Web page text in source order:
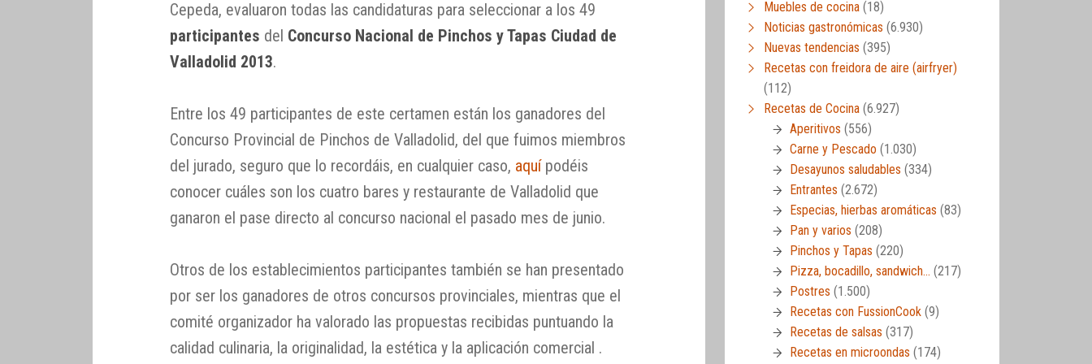
Cepeda, evaluaron todas las candidaturas para seleccionar a los 49
participantes del Concurso Nacional de Pinchos y Tapas Ciudad de
Valladolid 2013.
Entre los 49 participantes de este certamen están los ganadores del
Concurso Provincial de Pinchos de Valladolid, del que fuimos miembros
del jurado, seguro que lo recordáis, en cualquier caso, aquípodéis
conocer cuáles son los cuatro bares y restaurante de Valladolid que
ganaron el pase directo al concurso nacional el pasado mes de junio.
Otros de los establecimientos participantes también se han presentado
por ser los ganadores de otros concursos provinciales, mientras que el
comité organizador ha valorado las propuestas recibidas puntuando la
calidad culinaria, la originalidad, la estética y la aplicación comercial .
Muebles de cocina (18)
Noticias gastronómicas (6.930)
Nuevas tendencias (395)
Recetas con freidora de aire (airfryer)
(112)
Recetas de Cocina (6.927)
Aperitivos (556)
Carne y Pescado (1.030)
Desayunos saludables (334)
Entrantes (2.672)
Especias, hierbas aromáticas (83)
Pan y varios (208)
Pinchos y Tapas (220)
Pizza, bocadillo, sandwich… (217)
Postres (1.500)
Recetas con FussionCook (9)
Recetas de salsas (317)
Recetas en microondas (174)